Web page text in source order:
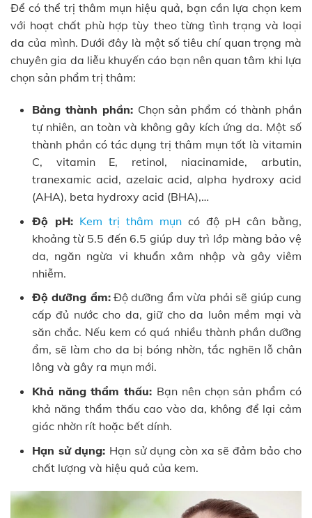
Để có thể trị thâm mụn hiệu quả, bạn cần lựa chọn kem
với hoạt chất phù hợp tùy theo từng tình trạng và loại
da của mình. Dưới đây là một số tiêu chí quan trọng mà
chuyên gia da liễu khuyến cáo bạn nên quan tâm khi lựa
chọn sản phẩm trị thâm:
Bảng thành phần: Chọn sản phẩm có thành phần
tự nhiên, an toàn và không gây kích ứng da. Một số
thành phần có tác dụng trị thâm mụn tốt là vitamin
C, vitamin E, retinol, niacinamide, arbutin,
tranexamic acid, azelaic acid, alpha hydroxy acid
(AHA), beta hydroxy acid (BHA),…
Độ pH: Kem trị thâm mụncó độ pH cân bằng,
khoảng từ 5.5 đến 6.5 giúp duy trì lớp màng bảo vệ
da, ngăn ngừa vi khuẩn xâm nhập và gây viêm
nhiễm.
Độ dưỡng ẩm:Độ dưỡng ẩm vừa phải sẽ giúp cung
cấp đủ nước cho da, giữ cho da luôn mềm mại và
săn chắc. Nếu kem có quá nhiều thành phần dưỡng
ẩm, sẽ làm cho da bị bóng nhờn, tắc nghẽn lỗ chân
lông và gây ra mụn mới.
Khả năng thẩm thấu: Bạn nên chọn sản phẩm có
khả năng thẩm thấu cao vào da, không để lại cảm
giác nhờn rít hoặc bết dính.
Hạn sử dụng: Hạn sử dụng còn xa sẽ đảm bảo cho
chất lượng và hiệu quả của kem.